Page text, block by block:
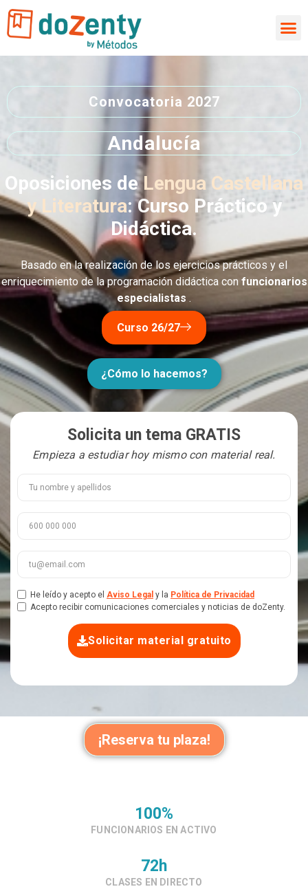
al
contenido
Convocatoria 2027
Andalucía
Oposiciones deLengua Castellana
y Literatura: Curso Práctico y
Didáctica.
Basado en la realización de los ejercicios prácticos y el
enriquecimiento de la programación didáctica con funcionarios
especialistas .
Curso 26/27
¿Cómo lo hacemos?
Solicita un tema GRATIS
Empieza a estudiar hoy mismo con material real.
He leído y acepto el Aviso Legal y la Política de Privacidad
Publicidad Acepto recibir comunicaciones comerciales y noticias de doZenty.
Solicitar material gratuito
¡Reserva tu plaza!
100%
FUNCIONARIOS EN ACTIVO
72h
CLASES EN DIRECTO